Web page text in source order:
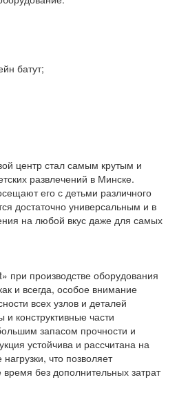
батут;
центр стал самым крутым и
развлечений в Минске.
его с детьми различного
достаточно универсальным и в
на любой вкус даже для самых
при производстве оборудования
и всегда, особое внимание
всех узлов и деталей
конструктивные части
запасом прочности и
устойчива и рассчитана на
что позволяет
время без дополнительных затрат